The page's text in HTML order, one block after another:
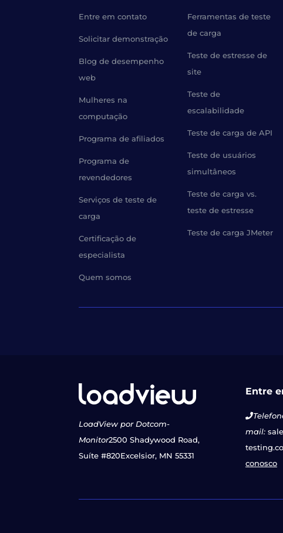
Entre em contato
Solicitar demonstração
Blog de desempenho
web
Mulheres na
computação
Programa de afiliados
Programa de
revendedores
Serviços de teste de
carga
Certificação de
especialista
Quem somos
Ferramentas de teste
de carga
Teste de estresse de
site
Teste de
escalabilidade
Teste de carga de API
Teste de usuários
simultâneos
Teste de carga vs.
teste de estresse
Teste de carga JMeter
LoadView por Dotcom-
Monitor2500 Shadywood Road,
Suíte #820Excelsior, MN 55331
Entre
mail:
conosco